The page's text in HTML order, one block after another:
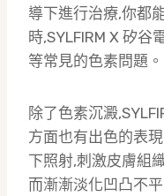
導下進行治療,你都
時,SYLFIRM X 矽
等常見的色素問題。
除了色素沉澱
方面也有出色的表
下照射,刺激皮膚組
而漸漸淡化凹凸不